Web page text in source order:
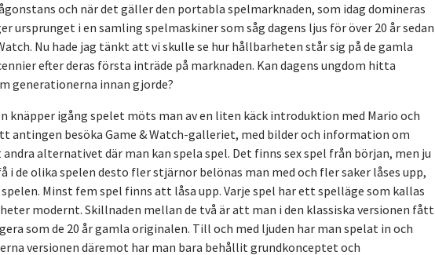
och när det gäller den portabla spelmarknaden, som idag domineras
ursprunget i en samling spelmaskiner som såg dagens ljus för över 20 år sedan
Nu hade jag tänkt att vi skulle se hur hållbarheten står sig på de gamla
efter deras första inträde på marknaden. Kan dagens ungdom hitta
generationerna innan gjorde?
knäpper igång spelet möts man av en liten käck introduktion med Mario och
antingen besöka Game & Watch-galleriet, med bilder och information om
alternativet där man kan spela spel. Det finns sex spel från början, men ju
i de olika spelen desto fler stjärnor belönas man med och fler saker låses upp,
Minst fem spel finns att låsa upp. Varje spel har ett spelläge som kallas
modernt. Skillnaden mellan de två är att man i den klassiska versionen fått
som de 20 år gamla originalen. Till och med ljuden har man spelat in och
versionen däremot har man bara behållit grundkonceptet och